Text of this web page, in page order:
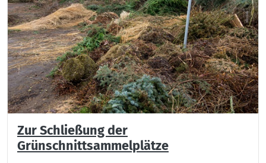
Zur Schließung der
Grünschnittsammelplätze